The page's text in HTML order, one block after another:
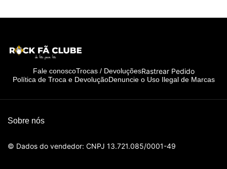
Fale conoscoTrocas / DevoluçõesRastrear Pedido
Política de Troca e DevoluçãoDenuncie o Uso Ilegal de Marcas
Sobre nós
© Dados do vendedor: CNPJ 13.721.085/0001-49